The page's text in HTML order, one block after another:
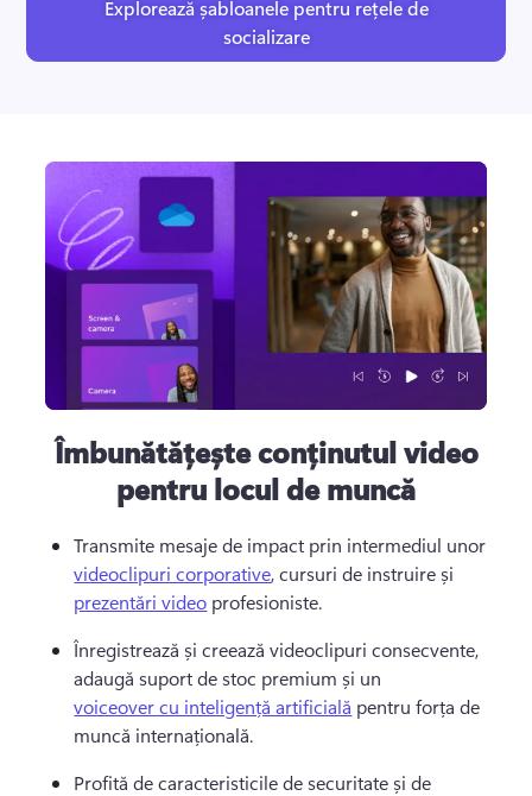
Explorează șabloanele pentru rețele de
socializare
Îmbunătățește conținutul video
pentru locul de muncă
Transmite mesaje de impact prin intermediul unor
videoclipuri corporative, cursuri de instruire și
prezentări video profesioniste.
Înregistrează și creează videoclipuri consecvente,
adaugă suport de stoc premium și un
voiceover cu inteligență artificială pentru forța de
muncă internațională.
Profită de caracteristicile de securitate și de